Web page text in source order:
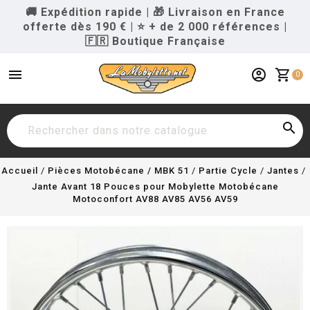
🚚 Expédition rapide | 🎁 Livraison en France
offerte dès 190 € | ⭐ + de 2 000 références |
🇫🇷 Boutique Française
menu shopping_cart 0
account_circle

Accueil Pièces Motobécane / MBK 51 Partie Cycle
Jantes
Jante Avant 18 Pouces pour Mobylette Motobécane
Motoconfort AV88 AV85 AV56 AV59